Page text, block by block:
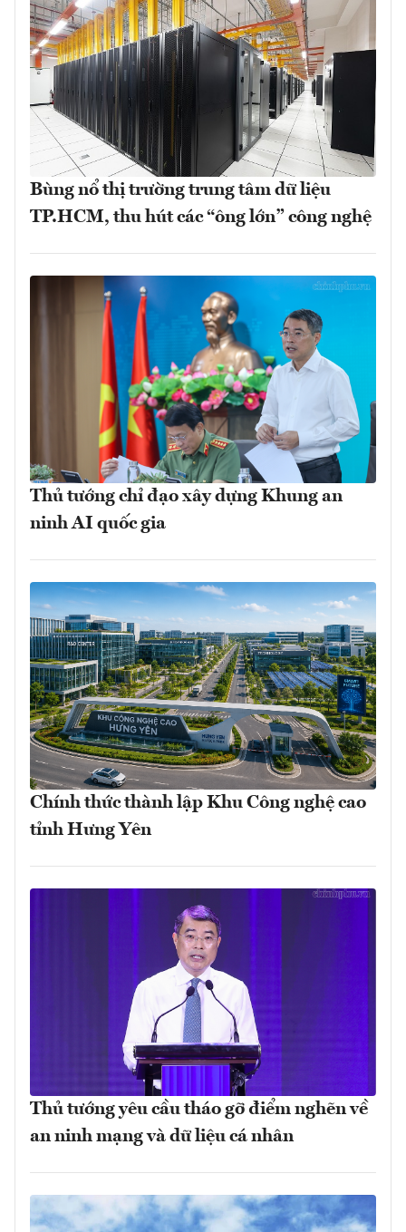
Bùng nổ thị trường trung tâm dữ liệu
TP.HCM, thu hút các “ông lớn” công nghệ
Thủ tướng chỉ đạo xây dựng Khung an
ninh AI quốc gia
Chính thức thành lập Khu Công nghệ cao
tỉnh Hưng Yên
Thủ tướng yêu cầu tháo gỡ điểm nghẽn về
an ninh mạng và dữ liệu cá nhân